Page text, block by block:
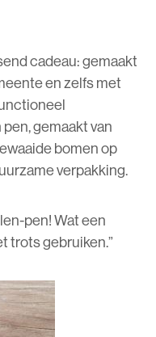
cadeau: gemaakt
en zelfs met
gemaakt van
bomen op
verpakking.
pen! Wat een
trots gebruiken.”